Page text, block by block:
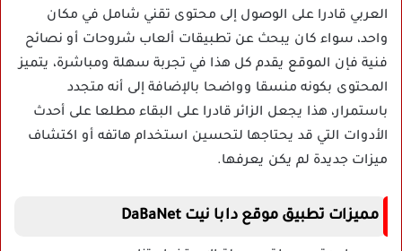
العربي قادرا على الوصول إلى محتوى تقني شامل في مكان
واحد، سواء كان يبحث عن تطبيقات ألعاب شروحات أو نصائح
فنية فإن الموقع يقدم كل هذا في تجربة سهلة ومباشرة، يتميز
المحتوى بكونه منسقا وواضحا بالإضافة إلى أنه متجدد
باستمرار، هذا يجعل الزائر قادرا على البقاء مطلعا على أحدث
الأدوات التي قد يحتاجها لتحسين استخدام هاتفه أو اكتشاف
ميزات جديدة لم يكن يعرفها.
مميزات تطبيق موقع دابا نيت DaBaNet